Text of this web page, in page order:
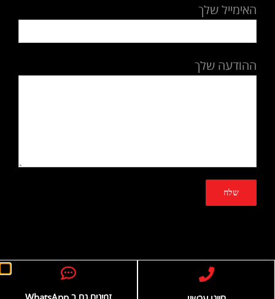
האימייל שלך
ההודעה שלך